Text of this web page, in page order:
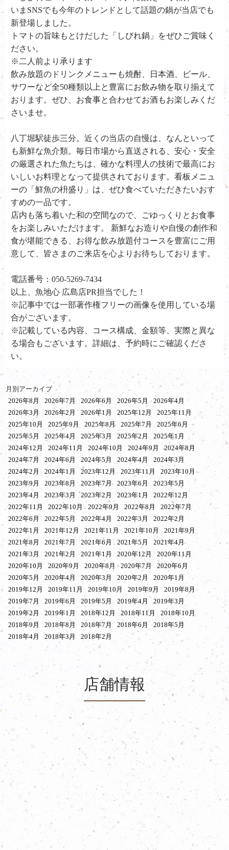
いまSNSでも今年のトレンドとして話題の鍋が当店でも
新登場しました。
トマトの旨味もとけだした「しびれ鍋」をぜひご賞味く
ださい。
※二人前より承ります
飲み放題のドリンクメニューも焼酎、日本酒、ビール、
サワーなど全50種類以上と豊富にお飲み物を取り揃えて
おります。ぜひ、お食事と合わせてお酒もお楽しみくだ
さいませ。
八丁堀駅徒歩三分。近くの当店の自慢は、なんといって
も新鮮な魚介類。毎日市場から直送される、安心・安全
の厳選された魚たちは、確かな料理人の技術で最高にお
いしいお料理となって提供されております。看板メニュ
ーの「鮮魚の枡盛り」は、ぜひ食べていただきたいおす
すめの一品です。
店内も落ち着いた和の空間なので、ごゆっくりとお食事
をお楽しみいただけます。 新鮮なお造りや自慢の創作和
食が堪能できる、お得な飲み放題付コースを豊富にご用
意して、皆さまのご来店を心よりお待ちしております。
電話番号：050-5269-7434
以上、魚地心 広島店PR担当でした！
※記事中では一部著作権フリーの画像を使用している場
合がございます。
※記載している内容、コース構成、金額等、実際と異な
る場合もございます。詳細は、予約時にご確認くださ
い。
月別アーカイブ
2026年8月
2026年7月 2026年6月 2026年5月
2026年4月
2026年3月
2026年2月 2026年1月 2025年12月
2025年11月
2025年10月
2025年9月 2025年8月 2025年7月
2025年6月
2025年5月
2025年4月 2025年3月 2025年2月
2025年1月
2024年12月
2024年11月 2024年10月 2024年9月
2024年8月
2024年7月
2024年6月 2024年5月 2024年4月
2024年3月
2024年2月
2024年1月 2023年12月 2023年11月
2023年10月
2023年9月
2023年8月 2023年7月 2023年6月
2023年5月
2023年4月
2023年3月 2023年2月 2023年1月
2022年12月
2022年11月
2022年10月 2022年9月 2022年8月
2022年7月
2022年6月
2022年5月 2022年4月 2022年3月
2022年2月
2022年1月
2021年12月 2021年11月 2021年10月
2021年9月
2021年8月
2021年7月 2021年6月 2021年5月
2021年4月
2021年3月
2021年2月 2021年1月 2020年12月
2020年11月
2020年10月
2020年9月 2020年8月 2020年7月
2020年6月
2020年5月
2020年4月 2020年3月 2020年2月
2020年1月
2019年12月
2019年11月 2019年10月 2019年9月
2019年8月
2019年7月
2019年6月 2019年5月 2019年4月
2019年3月
2019年2月
2019年1月 2018年12月 2018年11月
2018年10月
2018年9月
2018年8月 2018年7月 2018年6月
2018年5月
2018年4月
2018年3月 2018年2月
店舗情報